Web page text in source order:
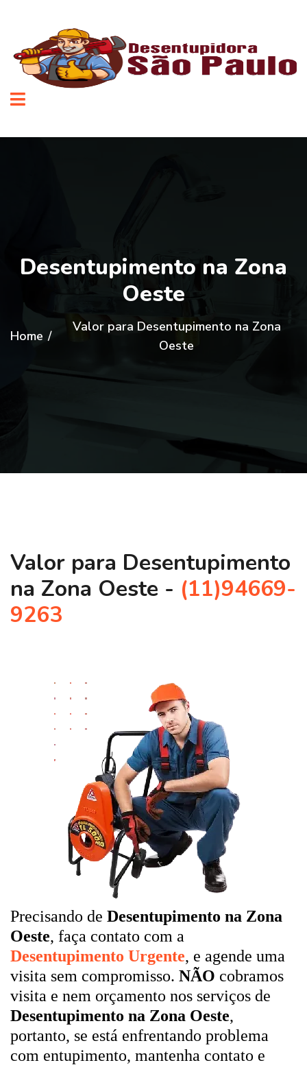
Desentupimento na Zona
Oeste
Home /
Valor para Desentupimento na Zona
Oeste
Valor para Desentupimento
na Zona Oeste - (11)94669-
9263
Precisando de Desentupimento na Zona
Oeste, faça contato com a
Desentupimento Urgente, e agende uma
visita sem compromisso. NÃO cobramos
visita e nem orçamento nos serviços de
Desentupimento na Zona Oeste,
portanto, se está enfrentando problema
com entupimento, mantenha contato e